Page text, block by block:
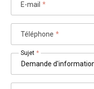
E-mail *
Téléphone *
Sujet *